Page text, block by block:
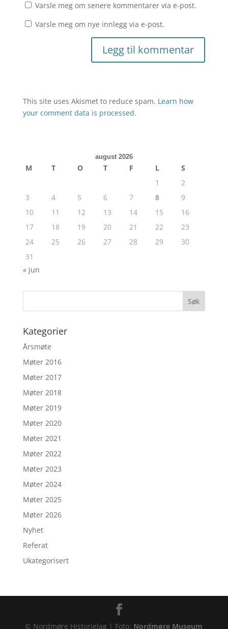
Varsle meg om senere kommentarer via e-post.
Varsle meg om nye innlegg via e-post.
This site uses Akismet to reduce spam. Learn how
your comment data is processed.
august 2026
M T O T F L
S
1
2
3
4 5 6 7 8
9
10
11 12 13 14 15
16
17
18 19 20 21 22
23
24
25 26 27 28 29
30
31
« jun
Kategorier
Årsmøte
Møter 2016
Møter 2017
Møter 2018
Møter 2019
Møter 2020
Møter 2021
Møter 2022
Møter 2023
Møter 2024
Møter 2025
Møter 2026
Nyhet
Referat
Ukategorisert
© Nordmøre Historielag | Foto: Nordmøre Museum